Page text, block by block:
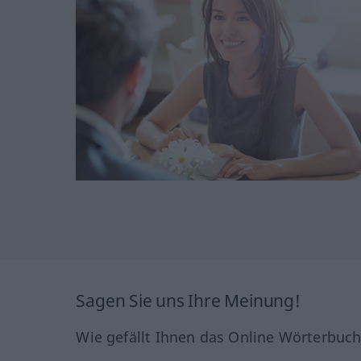
Sagen Sie uns Ihre Meinung!
Wie gefällt Ihnen das Online